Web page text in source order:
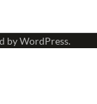
byWordPress.